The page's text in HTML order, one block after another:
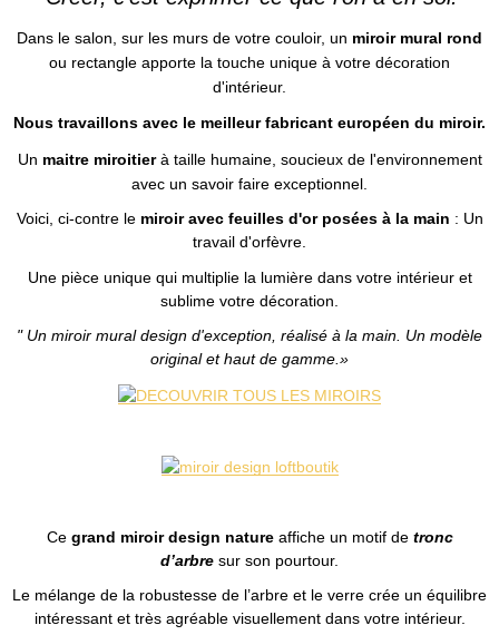
Dans le salon, sur les murs de votre couloir, un miroir mural rond
ou rectangle apporte la touche unique à votre décoration
d'intérieur.
Nous travaillons avec le meilleur fabricant européen du miroir.
Un maitre miroitierà taille humaine, soucieux de l'environnement
avec un savoir faire exceptionnel.
Voici, ci-contre le miroir avec feuilles d'or posées à la main : Un
travail d'orfèvre.
Une pièce unique qui multiplie la lumière dans votre intérieur et
sublime votre décoration.
" Un miroir mural design d'exception, réalisé à la main. Un modèle
original et haut de gamme.»
Ce grand miroir design nature affiche un motif detronc
d’arbre sur son pourtour.
Le mélange de la robustesse de l’arbre et le verre crée un équilibre
intéressant et très agréable visuellement dans votre intérieur.